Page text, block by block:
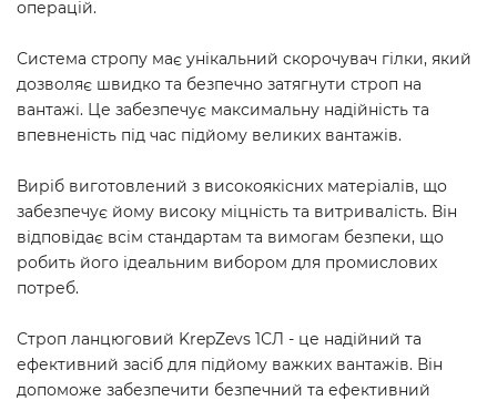
операцій.
Система стропу має унікальний скорочувач гілки, який
дозволяє швидко та безпечно затягнути строп на
вантажі. Це забезпечує максимальну надійність та
впевненість під час підйому великих вантажів.
Виріб виготовлений з високоякісних матеріалів, що
забезпечує йому високу міцність та витривалість. Він
відповідає всім стандартам та вимогам безпеки, що
робить його ідеальним вибором для промислових
потреб.
Строп ланцюговий KrepZevs 1СЛ - це надійний та
ефективний засіб для підйому важких вантажів. Він
допоможе забезпечити безпечний та ефективний